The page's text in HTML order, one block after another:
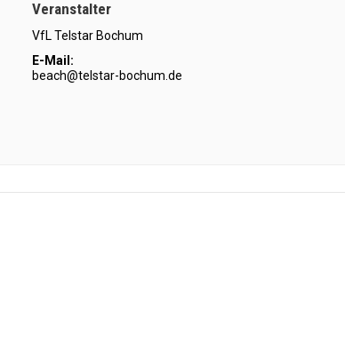
Veranstalter
VfL Telstar Bochum
E-Mail:
beach@telstar-bochum.de